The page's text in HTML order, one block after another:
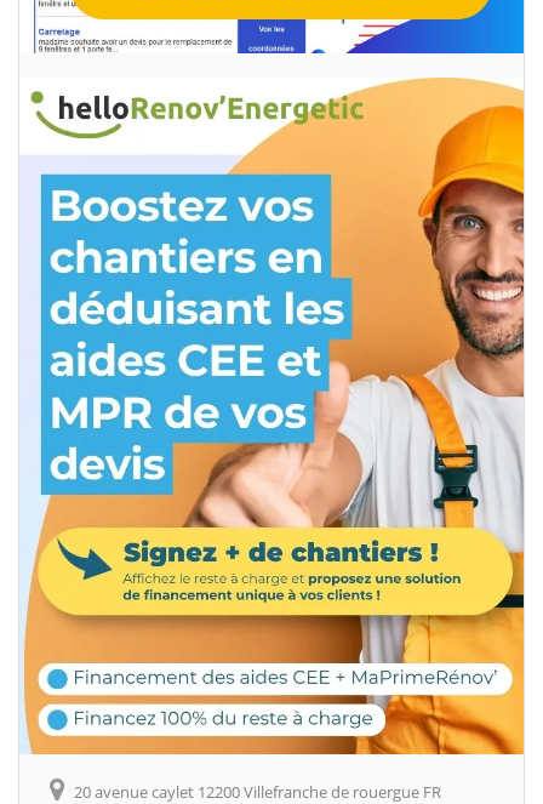
20 avenue caylet 12200 Villefranche de rouergue FR